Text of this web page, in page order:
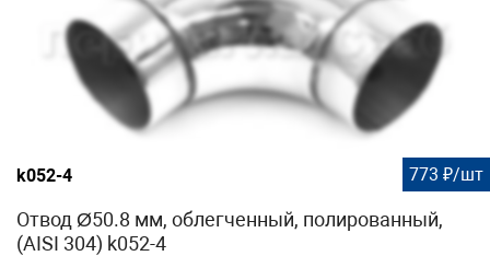
k052-4 773 ₽/шт
Отвод Ø50.8 мм, облегченный, полированный,
(AISI 304) k052-4